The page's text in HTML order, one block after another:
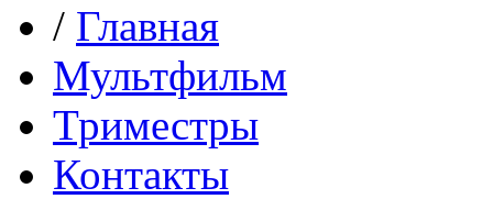
/ Главная
Мультфильм
Триместры
Контакты